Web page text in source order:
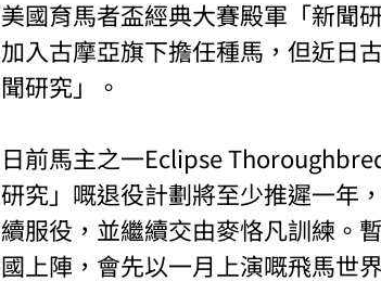
美國育馬者盃經典大賽殿軍「新聞
加入古摩亞旗下擔任種馬，但近日
聞研究」。
日前馬主之一Eclipse
研究」嘅退役計劃將至少推遲一年
續服役，並繼續交由麥恪凡訓練。
國上陣，會先以一月上演嘅飛馬世